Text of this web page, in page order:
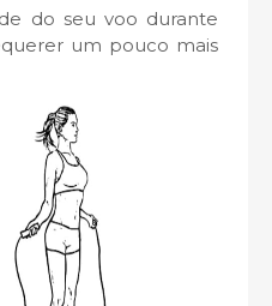
do seu voo durante
um pouco mais